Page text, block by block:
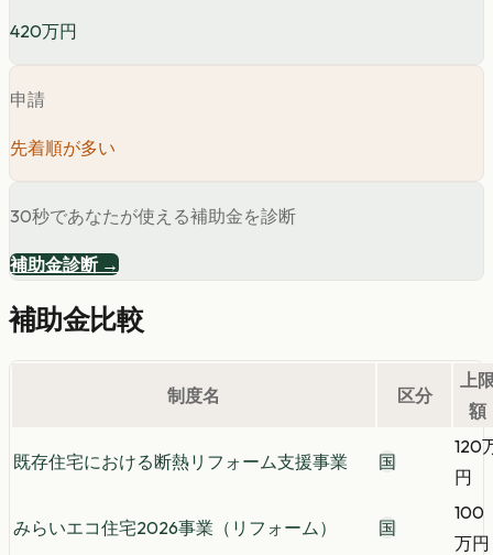
420万円
申請
先着順が多い
30秒であなたが使える補助金を診断
補助金診断 →
補助金比較
制度名 区分
上
額
既存住宅における断熱リフォーム支援事業 国
120
円
みらいエコ住宅2026事業（リフォーム） 国
100
万円